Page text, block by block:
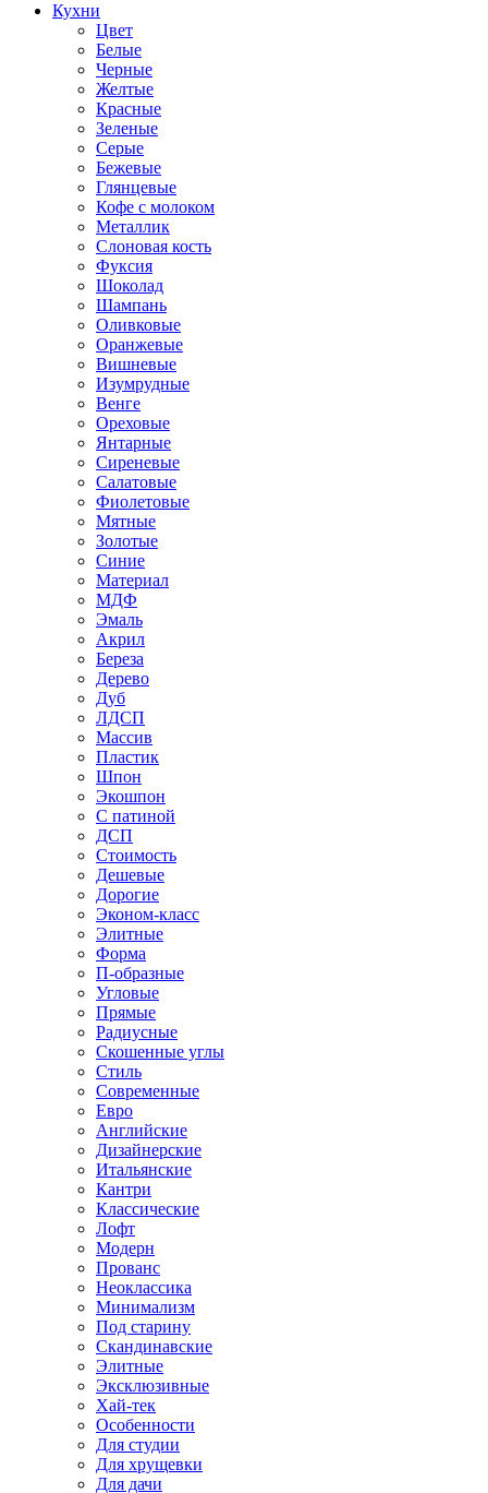
Кухни
Цвет
Белые
Черные
Желтые
Красные
Зеленые
Серые
Бежевые
Глянцевые
Кофе с молоком
Металлик
Слоновая кость
Фуксия
Шоколад
Шампань
Оливковые
Оранжевые
Вишневые
Изумрудные
Венге
Ореховые
Янтарные
Сиреневые
Салатовые
Фиолетовые
Мятные
Золотые
Синие
Материал
МДФ
Эмаль
Акрил
Береза
Дерево
Дуб
ЛДСП
Массив
Пластик
Шпон
Экошпон
С патиной
ДСП
Стоимость
Дешевые
Дорогие
Эконом-класс
Элитные
Форма
П-образные
Угловые
Прямые
Радиусные
Скошенные углы
Стиль
Современные
Евро
Английские
Дизайнерские
Итальянские
Кантри
Классические
Лофт
Модерн
Прованс
Неоклассика
Минимализм
Под старину
Скандинавские
Элитные
Эксклюзивные
Хай-тек
Особенности
Для студии
Для хрущевки
Для дачи